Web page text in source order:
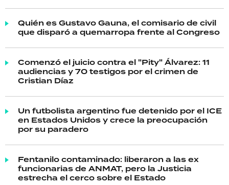
Quién es Gustavo Gauna, el comisario de civil
que disparó a quemarropa frente al Congreso
Comenzó el juicio contra el "Pity" Álvarez: 11
audiencias y 70 testigos por el crimen de
Cristian Díaz
Un futbolista argentino fue detenido por el ICE
en Estados Unidos y crece la preocupación
por su paradero
Fentanilo contaminado: liberaron a las ex
funcionarias de ANMAT, pero la Justicia
estrecha el cerco sobre el Estado